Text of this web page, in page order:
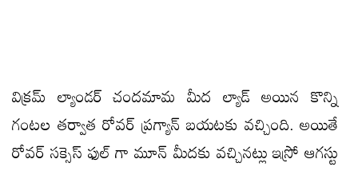
విక్రమ్ ల్యాండర్ చందమామ మీద ల్యాడ్ అయిన కొన్ని
గంటల తర్వాత రోవర్ ప్రగ్యాన్ బయటకు వచ్చింది. అయితే
రోవర్ సక్సెస్ ఫుల్ గా మూన్ మీదకు వచ్చినట్లు ఇస్రో ఆగస్టు